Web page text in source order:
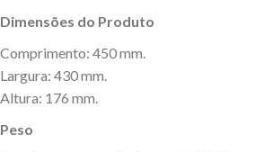
Dimensões do Produto
Comprimento: 450 mm.
Largura: 430 mm.
Altura: 176 mm.
Peso